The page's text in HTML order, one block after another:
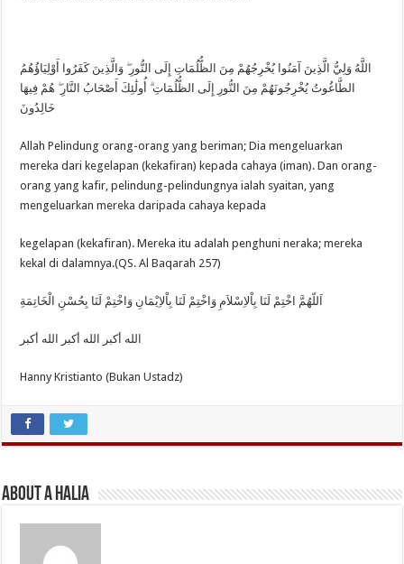
اللَّهُ وَلِيُّ الَّذِينَ آمَنُوا يُخْرِجُهُمْ مِنَ الظُّلُمَاتِ إِلَى النُّورِ ۖ وَالَّذِينَ كَفَرُوا أَوْلِيَاؤُهُمُ
الطَّاغُوتُ يُخْرِجُونَهُمْ مِنَ النُّورِ إِلَى الظُّلُمَاتِ ۗ أُولَٰئِكَ أَصْحَابُ النَّارِ ۖ هُمْ فِيهَا
خَالِدُونَ
Allah Pelindung orang-orang yang beriman; Dia mengeluarkan
mereka dari kegelapan (kekafiran) kepada cahaya (iman). Dan orang-
orang yang kafir, pelindung-pelindungnya ialah syaitan, yang
mengeluarkan mereka daripada cahaya kepada
kegelapan (kekafiran). Mereka itu adalah penghuni neraka; mereka
kekal di dalamnya.(QS. Al Baqarah 257)
اَللّهُمَّ اخْتِمْ لَنَا بِاْلاِسْلاَمِ وَاخْتِمْ لَنَا بِاْلاِيْمَانِ وَاخْتِمْ لَنَا بِحُسْنِ الْخَاتِمَةِ
Hanny Kristianto (Bukan Ustadz)
About A Halia